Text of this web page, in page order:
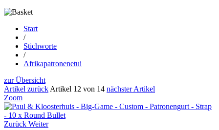
Start
/
Stichworte
/
Afrikapatronenetui
zur Übersicht
Artikel zurück Artikel 12 von 14 nächster Artikel
Zoom
Zurück Weiter